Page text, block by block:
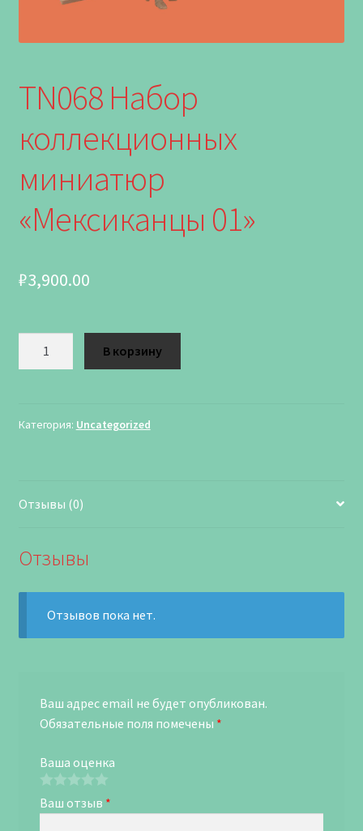
TN068 Набор
коллекционных
миниатюр
«Мексиканцы 01»
₽3,900.00
В корзину
Категория: Uncategorized
Отзывы (0)
Отзывы
Отзывов пока нет.
Ваш адрес email не будет опубликован.
Обязательные поля помечены *
Ваша оценка
Ваш отзыв *